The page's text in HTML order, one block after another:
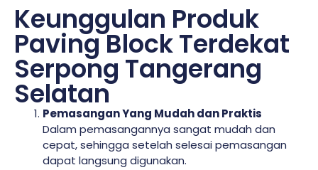
Keunggulan Produk
Paving Block Terdekat
Serpong Tangerang
Selatan
Pemasangan Yang Mudah dan Praktis
Dalam pemasangannya sangat mudah dan
cepat, sehingga setelah selesai pemasangan
dapat langsung digunakan.